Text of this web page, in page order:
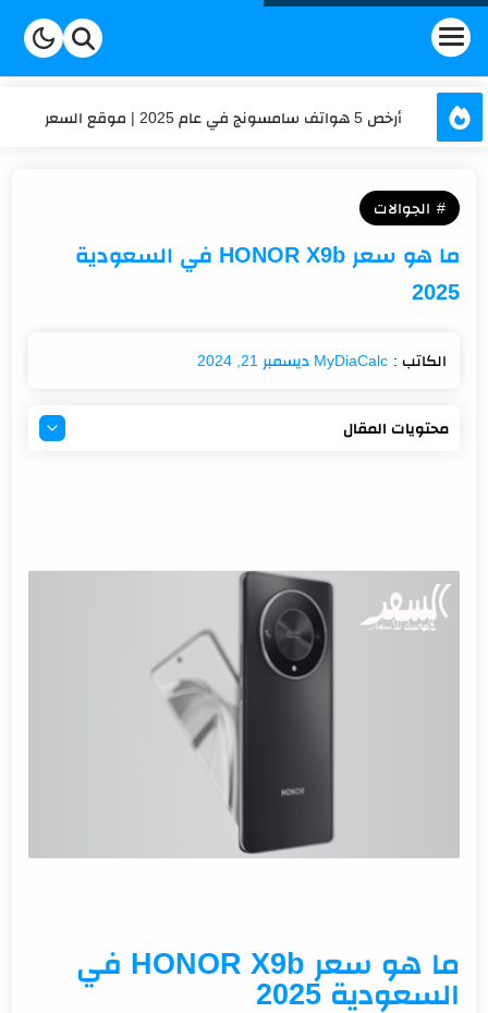
أرخص 5 هواتف سامسونج في عام 2025 | موقع السعر
كم تكلفة شحن موبايلي في 2025؟ تعرف على أحدث الأسعار
الجوالات
ما هو سعر HONOR X9b في السعودية
2025
ديسمبر 21, 2024
محتويات المقال
المعالج والأداء
الكاميرا
الكاميرا الخلفية الثلاثية
الكاميرا الأمامية
السعر التقريبي لهاتف HONOR X9b في السعودية 2025
ما هو سعر HONOR X9b في
السعودية 2025